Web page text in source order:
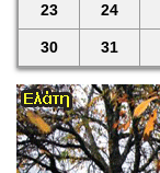
23 24
30 31